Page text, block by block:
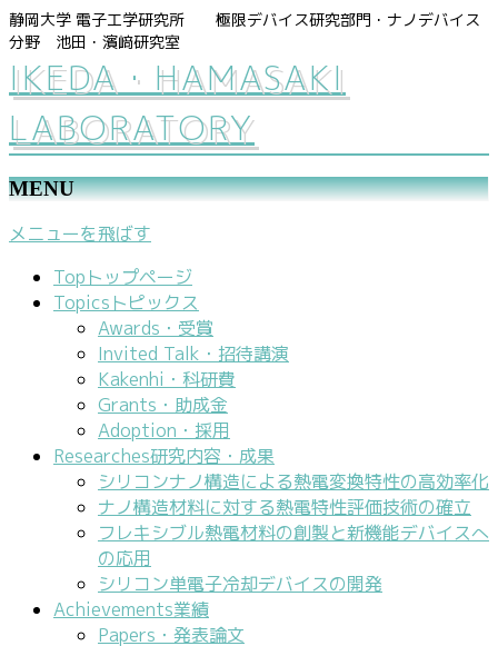
静岡大学 電子工学研究所 極限デバイス研究部門・ナノデバイス
分野 池田・濱﨑研究室
IKEDA・HAMASAKI
LABORATORY
MENU
メニューを飛ばす
Top トップページ
Topics トピックス
Awards・受賞
Invited Talk・招待講演
Kakenhi・科研費
Grants・助成金
Adoption・採用
Researches研究内容・成果
シリコンナノ構造による熱電変換特性の高効率化
ナノ構造材料に対する熱電特性評価技術の確立
フレキシブル熱電材料の創製と新機能デバイスへ
の応用
シリコン単電子冷却デバイスの開発
Achievements業績
Papers・発表論文